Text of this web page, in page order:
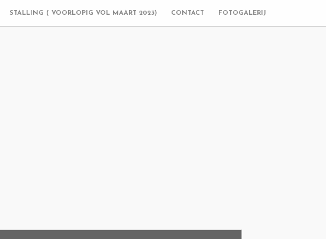
STALLING ( VOORLOPIG VOL MAART 2023) CONTACT FOTOGALERIJ